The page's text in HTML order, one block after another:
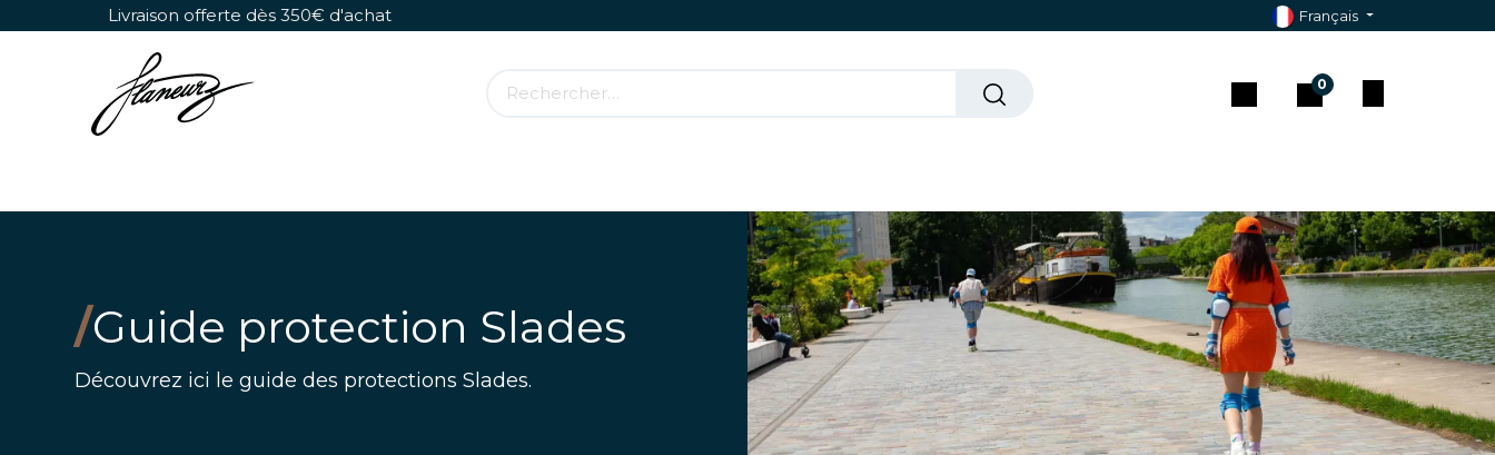
Se rendre au contenuLivraison offerte dès 350€ d'achat Français
0
/Guide protection Slades
Découvrez ici le guide des protections Slades.